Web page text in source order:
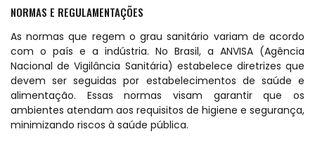
NORMAS E REGULAMENTAÇÕES
As normas que regem o grau sanitário variam de acordo
com o país e a indústria. No Brasil, a ANVISA (Agência
Nacional de Vigilância Sanitária) estabelece diretrizes que
devem ser seguidas por estabelecimentos de saúde e
alimentação. Essas normas visam garantir que os
ambientes atendam aos requisitos de higiene e segurança,
minimizando riscos à saúde pública.